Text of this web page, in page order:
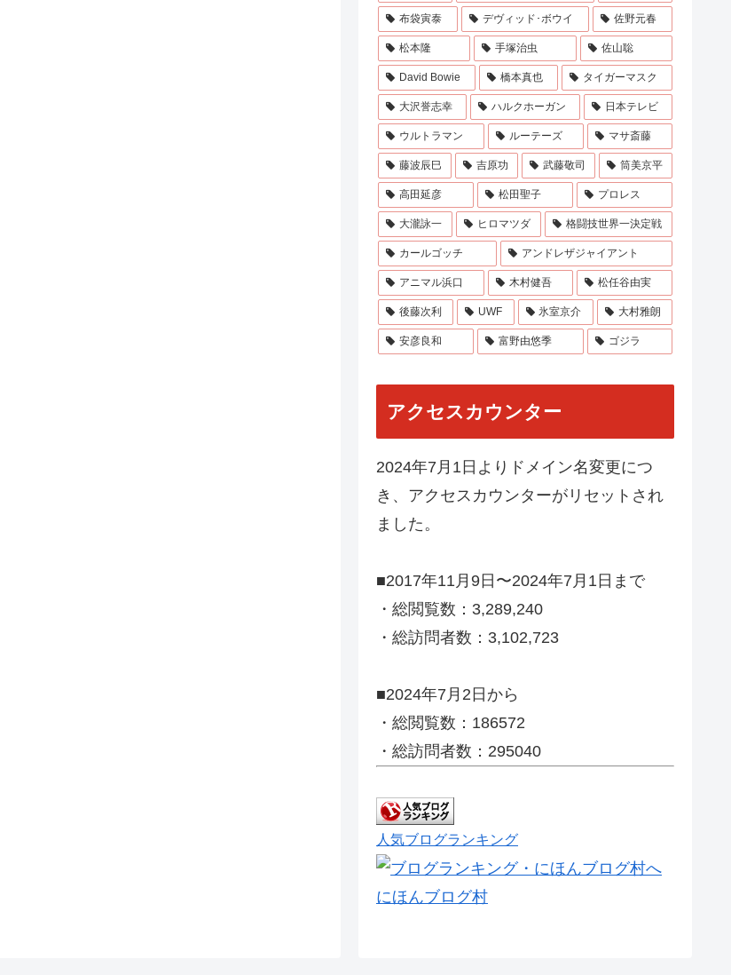
布袋寅泰 デヴィッド･ボウイ 佐野元春
松本隆 手塚治虫 佐山聡
David Bowie 橋本真也 タイガーマスク
大沢誉志幸 ハルクホーガン 日本テレビ
ウルトラマン ルーテーズ マサ斎藤
藤波辰巳 吉原功 武藤敬司 筒美京平
高田延彦 松田聖子 プロレス
大瀧詠一 ヒロマツダ 格闘技世界一決定戦
カールゴッチ アンドレザジャイアント
アニマル浜口 木村健吾 松任谷由実
後藤次利 UWF 氷室京介 大村雅朗
安彦良和 富野由悠季 ゴジラ
アクセスカウンター
2024年7月1日よりドメイン名変更につ
き、アクセスカウンターがリセットされ
ました。
■2017年11月9日〜2024年7月1日まで
・総閲覧数：3,289,240
・総訪問者数：3,102,723
■2024年7月2日から
・総閲覧数：186572
・総訪問者数：295040
人気ブログランキング
にほんブログ村